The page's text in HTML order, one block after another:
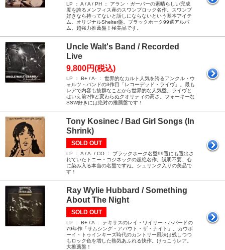
LP ： A / A / PH ： アラン・ガーバーの素晴らしい完成
度を誇るメンフィス産のスワンプロック名作。スワンプ
好きなら持ってないと話しにならないという基本アイテ
ム。オリジナルShelter盤。ブラックホーク99選アルバ
ム。超強力推薦盤！極美品です。
Uncle Walt's Band / Recorded
Live
9,800円(税込)
LP ： B+ / A- ： 世界的なカルト人気を誇るアンクル・ウ
ォルツ・バンドの3作目「レコーデッド・ライヴ」。最も
レアで内容も抜群なことから世界的な人気盤。ライヴと
はいえ前2作と変わらぬクオリティの高さ。フォーキーな
SSW好きには絶対の推薦盤です！
Tony Kosinec / Bad Girl Songs (In
Shrink)
SOLD OUT
LP ： A / A- / CO ： ブラックホーク名盤99選にも選出さ
れていたトニー・コジネックの超絶名作。説明不要、心
に染み入る本当の名盤ですね。シュリンク入りの美品で
す！
Ray Wylie Hubbard / Something
About The Night
SOLD OUT
LP ： B+ / A ： テキサスのレイ・ワイリー・ハバードの
79年作「サムシング・アバウト・ザ・ナイト」。カウボ
ーイ・トゥインキーズ時代のカントリー風味は残しつつ
もロック色を増した熱気あふれる快作。けっこうレア。
大推薦盤！